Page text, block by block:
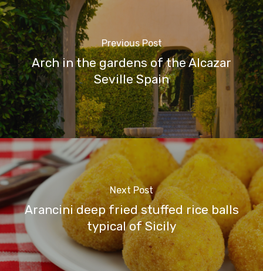
Previous Post
Arch in the gardens of the Alcazar
Seville Spain
Next Post
Arancini deep fried stuffed rice balls
typical of Sicily